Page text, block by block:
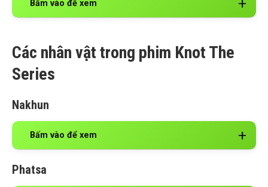
Bấm vào để xem
Các nhân vật trong phim Knot The
Series
Nakhun
Bấm vào để xem
Phatsa